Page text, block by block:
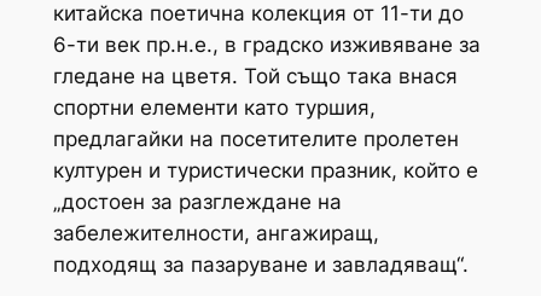
китайска поетична колекция от 11-ти до
6-ти век пр.н.е., в градско изживяване за
гледане на цветя. Той също така внася
спортни елементи като туршия,
предлагайки на посетителите пролетен
културен и туристически празник, който е
„достоен за разглеждане на
забележителности, ангажиращ,
подходящ за пазаруване и завладяващ“.